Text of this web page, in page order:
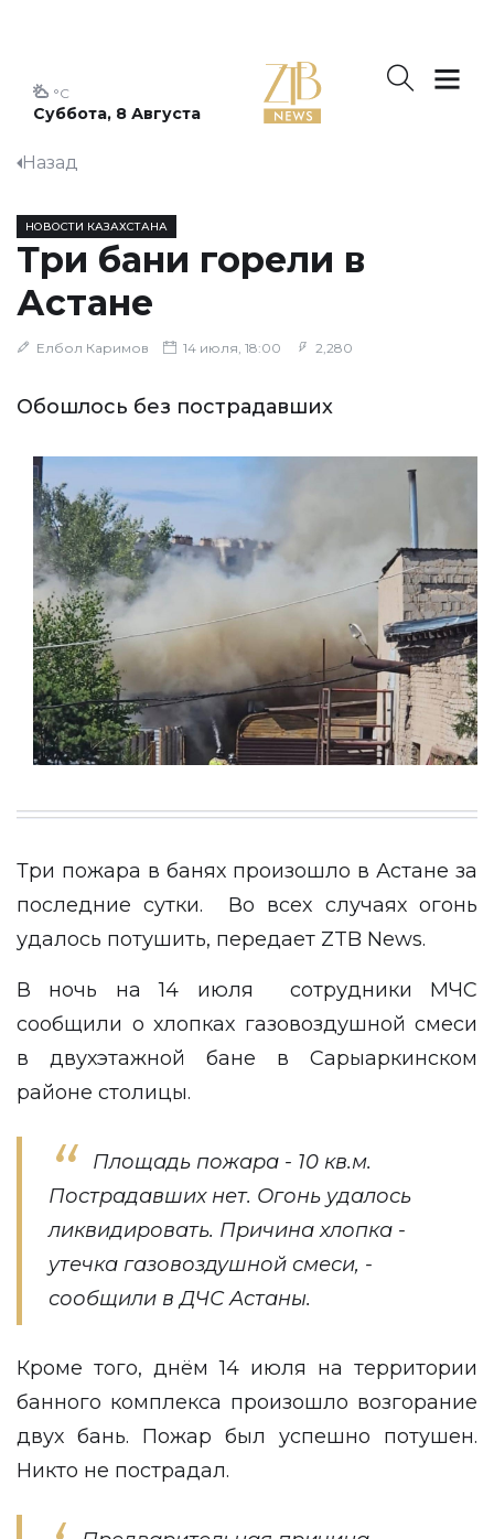
Суббота, 8 Августа
°C
Назад
НОВОСТИ КАЗАХСТАНА
Три бани горели в
Астане
Елбол Каримов 14 июля, 18:00 2,280
Обошлось без пострадавших
Три пожара в банях произошло в Астане за
последние сутки. Во всех случаях огонь
удалось потушить, передает ZTB News.
В ночь на 14 июля сотрудники МЧС
сообщили о хлопках газовоздушной смеси
в двухэтажной бане в Сарыаркинском
районе столицы.
Площадь пожара - 10 кв.м.
Пострадавших нет. Огонь удалось
ликвидировать. Причина хлопка -
утечка газовоздушной смеси, -
сообщили в ДЧС Астаны.
Кроме того, днём 14 июля на территории
банного комплекса произошло возгорание
двух бань. Пожар был успешно потушен.
Никто не пострадал.